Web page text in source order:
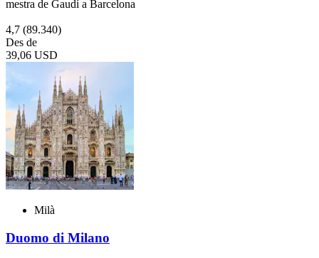
mestra de Gaudí a Barcelona
4,7 (89.340)
Des de
39,06 USD
Milà
Duomo di Milano